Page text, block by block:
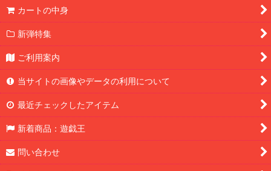
カートの中身
新弾特集
ご利用案内
当サイトの画像やデータの利用について
最近チェックしたアイテム
新着商品：遊戯王
問い合わせ